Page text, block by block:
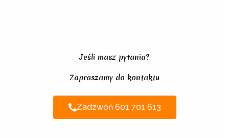
Jeśli masz pytania?
Zapraszamy do kontaktu
Zadzwoń 601 701 613